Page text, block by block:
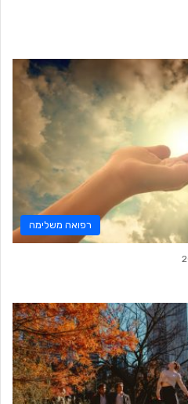
רפואה משלימה